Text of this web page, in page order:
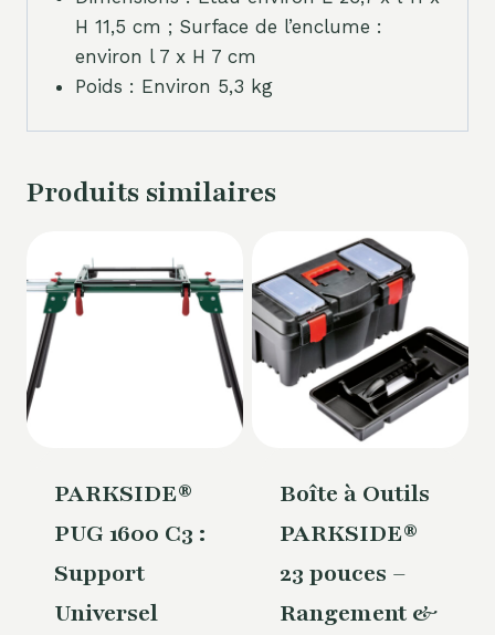
H 11,5 cm ; Surface de l’enclume :
environ l 7 x H 7 cm
Poids : Environ 5,3 kg
Produits similaires
PARKSIDE®
PUG 1600 C3 :
Support
Universel
Boîte à Outils
PARKSIDE®
23 pouces –
Rangement &